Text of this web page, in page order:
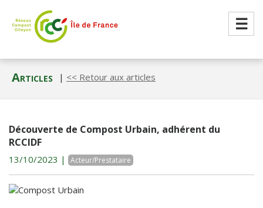
☰
Articles | << Retour aux articles
Découverte de Compost Urbain, adhérent du
RCCIDF
13/10/2023 | Acteur/Prestataire